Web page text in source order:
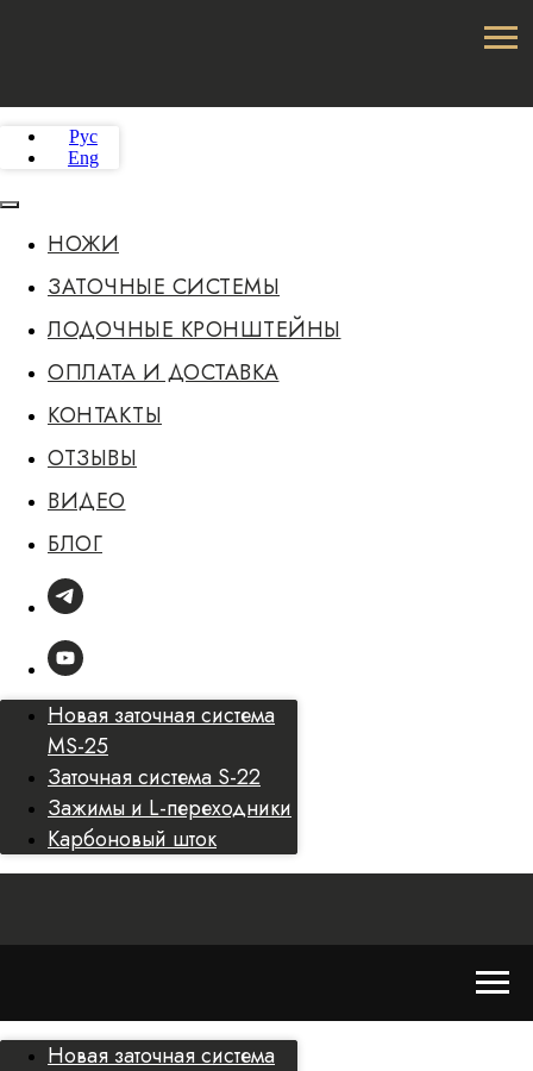
Рус
Eng
НОЖИ
ЗАТОЧНЫЕ СИСТЕМЫ
ЛОДОЧНЫЕ КРОНШТЕЙНЫ
ОПЛАТА И ДОСТАВКА
КОНТАКТЫ
ОТЗЫВЫ
ВИДЕО
БЛОГ
Новая заточная система
MS-25
Заточная система S-22
Зажимы и L-переходники
Карбоновый шток
Новая заточная система